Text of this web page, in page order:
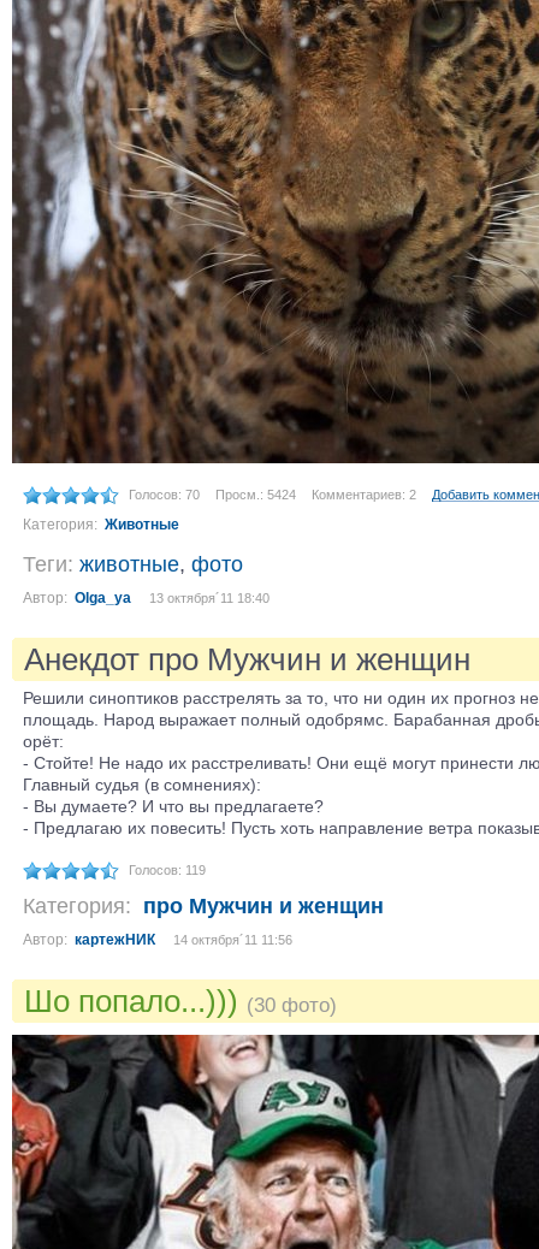
Голосов: 70 Просм.: 5424 Комментариев: 2 Добавить
Категория: Животные
Теги: животные, фото
Автор: Olga_ya 13 октября´11 18:40
Анекдот про Мужчин и женщин
Решили синоптиков расстрелять за то, что ни один их прогноз
площадь. Народ выражает полный одобрямс. Барабанная
орёт:
- Стойте! Не надо их расстреливать! Они ещё могут принести
Главный судья (в сомнениях):
- Вы думаете? И что вы предлагаете?
- Предлагаю их повесить! Пусть хоть направление ветра
Голосов: 119
Категория: про Мужчин и женщин
Автор: картежНИК 14 октября´11 11:56
Шо попало...))) (30 фото)